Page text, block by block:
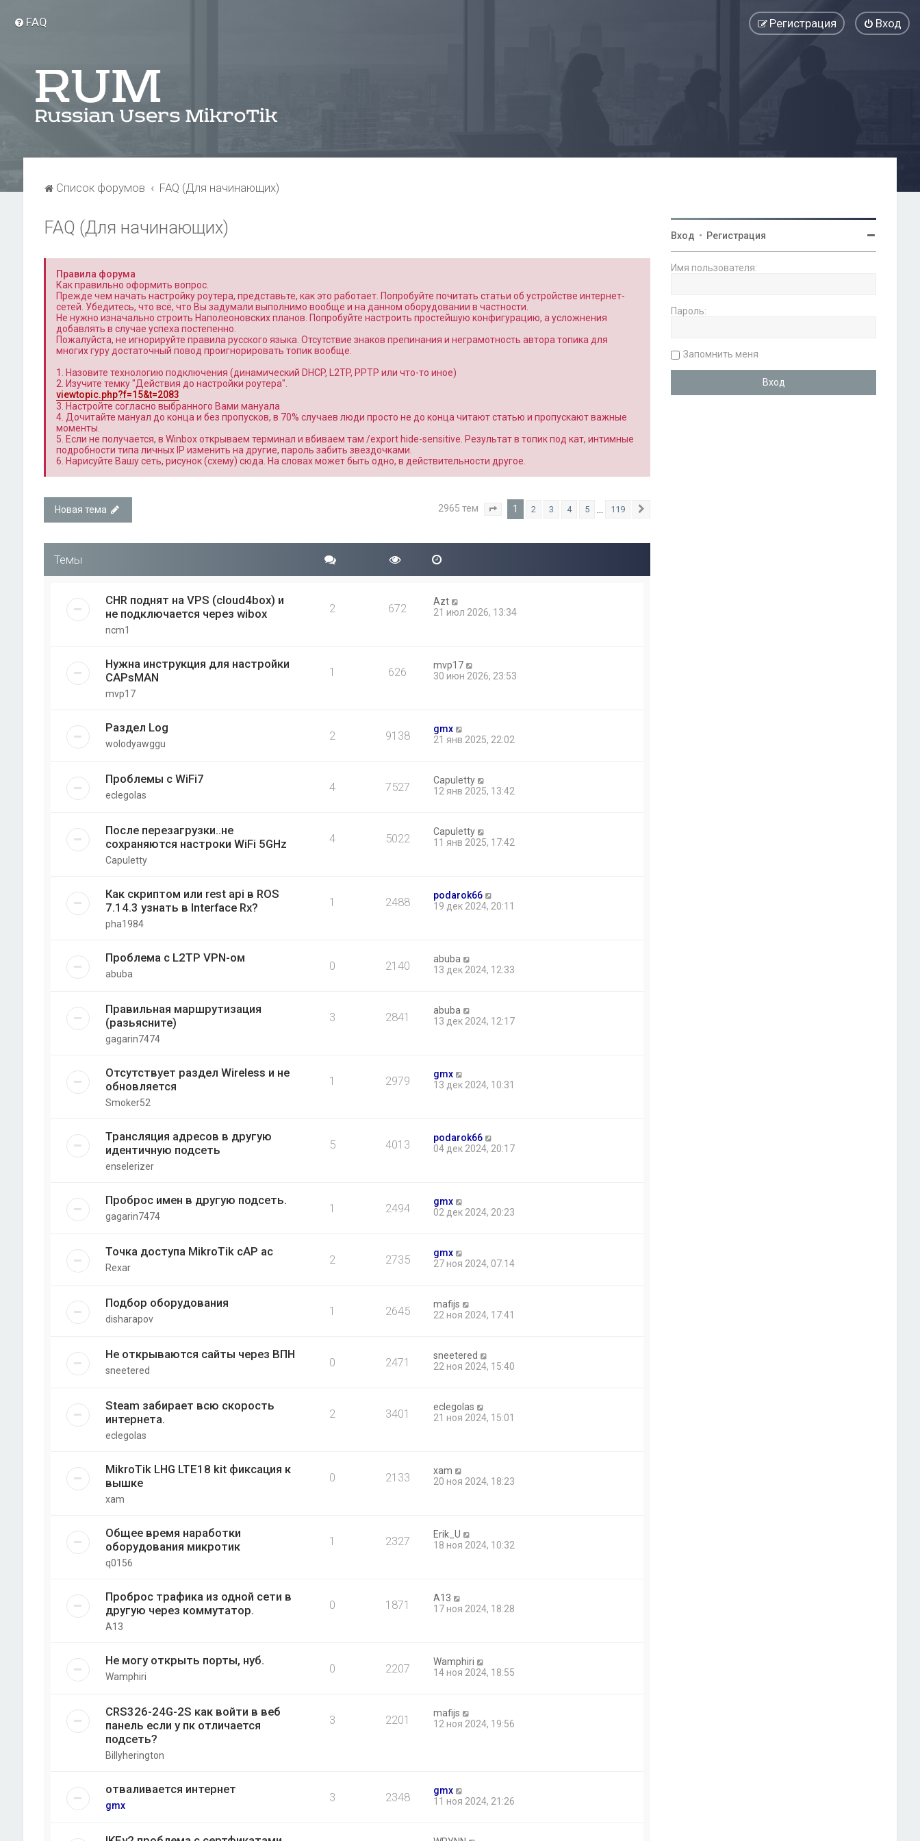
FAQ Вход
Регистрация
Список форумов FAQ (Для начинающих)
FAQ (Для начинающих)
Правила форума
Как правильно оформить вопрос.
Прежде чем начать настройку роутера, представьте, как это работает. Попробуйте почитать статьи об устройстве интернет-
сетей. Убедитесь, что всё, что Вы задумали выполнимо вообще и на данном оборудовании в частности.
Не нужно изначально строить Наполеоновских планов. Попробуйте настроить простейшую конфигурацию, а усложнения
добавлять в случае успеха постепенно.
Пожалуйста, не игнорируйте правила русского языка. Отсутствие знаков препинания и неграмотность автора топика для
многих гуру достаточный повод проигнорировать топик вообще.
1. Назовите технологию подключения (динамический DHCP, L2TP, PPTP или что-то иное)
2. Изучите темку "Действия до настройки роутера".
viewtopic.php?f=15&t=2083
3. Настройте согласно выбранного Вами мануала
4. Дочитайте мануал до конца и без пропусков, в 70% случаев люди просто не до конца читают статью и пропускают важные
моменты.
5. Если не получается, в Winbox открываем терминал и вбиваем там /export hide-sensitive. Результат в топик под кат, интимные
подробности типа личных IP изменить на другие, пароль забить звездочками.
6. Нарисуйте Вашу сеть, рисунок (схему) сюда. На словах может быть одно, в действительности другое.
Новая тема 2965 тем Страница из 119
1 2 3 4 5 119
Темы
CHR поднят на VPS (cloud4box) и
не подключается через wibox
ncm1
2 672
Azt
21 июл 2026, 13:34
Нужна инструкция для настройки
CAPsMAN
mvp17
1 626
mvp17
30 июн 2026, 23:53
Раздел Log
wolodyawggu
2 9138
gmx
21 янв 2025, 22:02
Проблемы с WiFi7
eclegolas
4 7527
Capuletty
12 янв 2025, 13:42
После перезагрузки..не
сохраняются настроки WiFi 5GHz
Capuletty
4 5022
Capuletty
11 янв 2025, 17:42
Как скриптом или rest api в ROS
7.14.3 узнать в Interface Rx?
pha1984
1 2488
podarok66
19 дек 2024, 20:11
Проблема с L2TP VPN-ом
abuba
0 2140
abuba
13 дек 2024, 12:33
Правильная маршрутизация
(разьясните)
gagarin7474
3 2841
abuba
13 дек 2024, 12:17
Отсутствует раздел Wireless и не
обновляется
Smoker52
1 2979
gmx
13 дек 2024, 10:31
Трансляция адресов в другую
идентичную подсеть
enselerizer
5 4013
podarok66
04 дек 2024, 20:17
Проброс имен в другую подсеть.
gagarin7474
1 2494
gmx
02 дек 2024, 20:23
Точка доступа MikroTik cAP ac
Rexar
2 2735
gmx
27 ноя 2024, 07:14
Подбор оборудования
disharapov
1 2645
mafijs
22 ноя 2024, 17:41
Не открываются сайты через ВПН
sneetered
0 2471
sneetered
22 ноя 2024, 15:40
Steam забирает всю скорость
интернета.
eclegolas
2 3401
eclegolas
21 ноя 2024, 15:01
MikroTik LHG LTE18 kit фиксация к
вышке
xam
0 2133
xam
20 ноя 2024, 18:23
Общее время наработки
оборудования микротик
q0156
1 2327
Erik_U
18 ноя 2024, 10:32
Проброс трафика из одной сети в
другую через коммутатор.
A13
0 1871
A13
17 ноя 2024, 18:28
Не могу открыть порты, нуб.
Wamphiri
0 2207
Wamphiri
14 ноя 2024, 18:55
CRS326-24G-2S как войти в веб
панель если у пк отличается
подсеть?
Billyherington
3 2201
mafijs
12 ноя 2024, 19:56
отваливается интернет
gmx
3 2348
gmx
11 ноя 2024, 21:26
Вход • Регистрация
Имя пользователя:
Пароль:
Запомнить меня